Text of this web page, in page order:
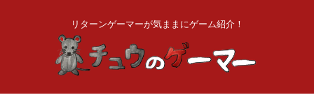
リターンゲーマーが気ままにゲーム紹介！